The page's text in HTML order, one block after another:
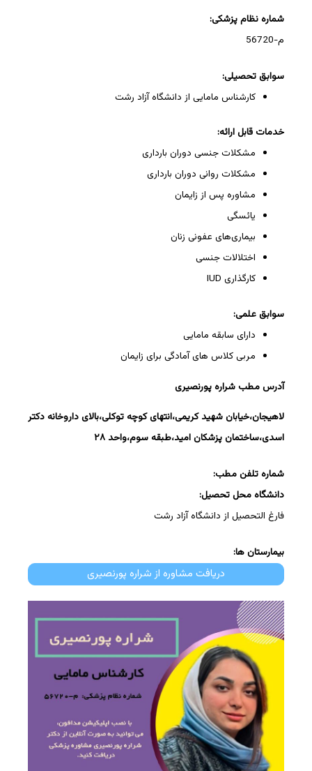
شماره نظام پزشکی:
م-56720
سوابق تحصیلی:
کارشناس مامایی از دانشگاه آزاد رشت
خدمات قابل ارائه:
مشکلات جنسی دوران بارداری
مشکلات روانی دوران بارداری
مشاوره پس از زایمان
یائسگی
بیماری‌های عفونی زنان
اختلالات جنسی
کارگذاری IUD
سوابق علمی:
دارای سابقه مامایی
مربی کلاس های آمادگی برای زایمان
آدرس مطب شراره پورنصیری
لاهیجان،خیابان شهید کریمی،انتهای کوچه توکلی،بالای داروخانه دکتر
اسدی،ساختمان پزشکان امید،طبقه سوم،واحد ۲۸
شماره تلفن مطب:
دانشگاه محل تحصیل:
فارغ التحصیل از دانشگاه آزاد رشت
بیمارستان ها:
دریافت مشاوره از شراره پورنصیری